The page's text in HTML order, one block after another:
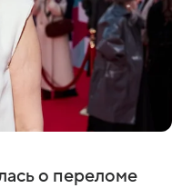
о переломе